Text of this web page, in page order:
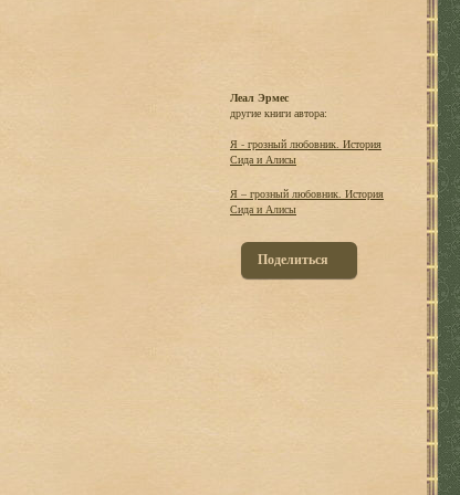
Леал Эрмес
другие книги автора:
Я - грозный любовник. История
Сида и Алисы
Я – грозный любовник. История
Сида и Алисы
Поделиться